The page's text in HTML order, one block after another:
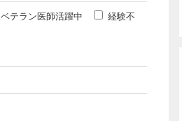
ベテラン医師活躍中
経験不